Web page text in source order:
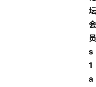
坛
会
员
s
1
a